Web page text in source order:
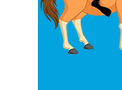
catalogue